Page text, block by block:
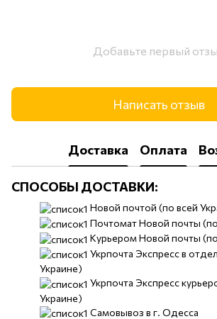
Добавьте первый
Написать отзыв
Доставка Оплата
СПОСОБЫ ДОСТАВКИ:
​​Новой почтой (по всей
Почтомат Новой почты
Курьером Новой почты
Укрпочта Экспресс в
Украине)
Укрпочта Экспресс
Украине)
Самовывоз в г. Одесса